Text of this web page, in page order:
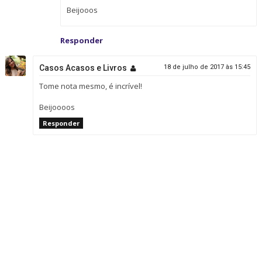
Beijooos
Responder
Casos Acasos e Livros 18 de julho de 2017 às 15:45
Tome nota mesmo, é incrível!
Beijoooos
Responder